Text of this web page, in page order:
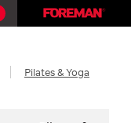
Pilates & Yoga